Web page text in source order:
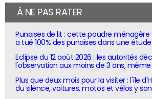
À NE PAS RATER
Punaises de lit : cette poudre ménagère
a tué 100% des punaises dans une étude
Eclipse du 12 août 2026 : les autorités
l'observation aux moins de 3 ans, même
Plus que deux mois pour la visiter : l'île
du silence, voitures, motos et vélos y